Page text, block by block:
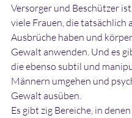
Versorger und Beschützer
viele Frauen, die tatsächlich
Ausbrüche haben und
Gewalt anwenden. Und es
die ebenso subtil und
Männern umgehen und
Gewalt ausüben.
Es gibt zig Bereiche, in